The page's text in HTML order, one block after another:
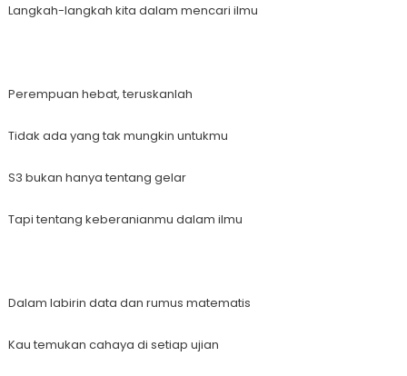
Langkah-langkah kita dalam mencari ilmu
Perempuan hebat, teruskanlah
Tidak ada yang tak mungkin untukmu
S3 bukan hanya tentang gelar
Tapi tentang keberanianmu dalam ilmu
Dalam labirin data dan rumus matematis
Kau temukan cahaya di setiap ujian